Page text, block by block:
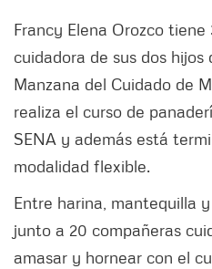
Francy Elena Orozco
cuidadora de sus dos hijos
Manzana del Cuidado de
realiza el curso de
SENA y además está
modalidad flexible.
Entre harina, mantequilla
junto a 20 compañeras
amasar y hornear con el